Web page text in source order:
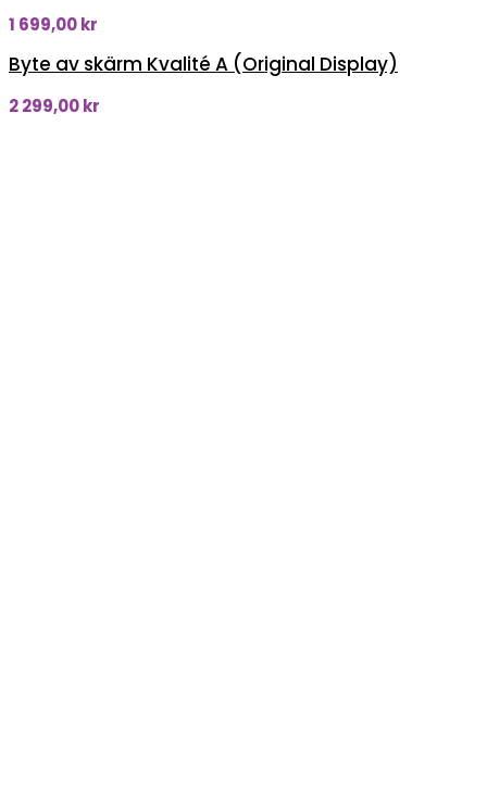
1 699,00kr
Byte av skärm Kvalité A (Original Display)
2 299,00kr